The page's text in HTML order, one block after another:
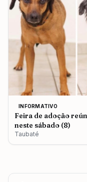
INFORMATIVO
Feira de adoção
neste sábado (8)
Taubaté